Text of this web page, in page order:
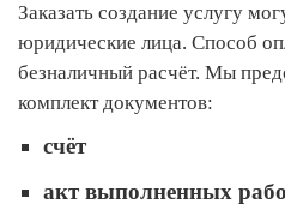
Заказать создание услугу
юридические лица. Способ
безналичный расчёт. Мы
комплект документов:
счёт
акт выполненных